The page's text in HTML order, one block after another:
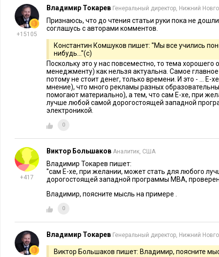
Во-первых, в бесплатных курсах чаще всего слушатели не
выполненным заданиям. В лучшем случае
проверяться «виртуальными однокурсниками» (так
такой формат подходит для очень немногих курсов, да и
однокурсников гарантировать сложно. Кроме того, они
глубиной знаний и опытом преподавателя. Во-вторых,
курсов предоставляются серьезные сертификаты. Конечно,
для себя, а не для бумажки. Однако онлайн обучение
технологии в целом. Работодатели все с большим
работы в виртуальной среде. А официальный сертификат
минус: качество. Хотите похватать знаний «по верхам»?
деловых людей не будет открытием, что в разработку
эффективность цепочки «лекция - взаимодействие с
задания - сопровождение и проверка» нужно вкладывать
5. «Могу не напрягаться»
традиционные очные курсы. Когда мы хотим глубоко
случае должны потратить на это определенные
+15105
Владимир Токарев Генеральный директор, Нижний
Признаюсь, что до чтения статьи руки пока не
соглашусь с авторами комментов.
Константин Комшуков пишет: ''Мы все учились
нибудь...''(с)
Поскольку это у нас повсеместно, то тема хорошего
менеджменту) как нельзя актуальна. Самое
потому не стоит денег, только времени. И это - ... Е-
мнение), что много рекламы разных
помогают материально), а тем, что сам Е-хе, при
лучше любой самой дорогостоящей западной
электроникой.
0
+417
Виктор Большаков Аналитик, США
Владимир Токарев пишет:
''сам Е-хе, при желании, может стать для любого
дорогостоящей западной программы МВА,
Владимир, поясните мысль на примере .
0
Владимир Токарев Генеральный директор, Нижний
Виктор Большаков пишет: Владимир, поясните